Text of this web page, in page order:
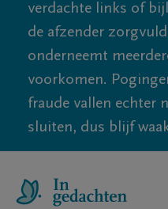
verdachte links of
de afzender
onderneemt
voorkomen.
fraude vallen echter
sluiten, dus blijf